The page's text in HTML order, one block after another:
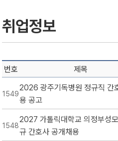
취업정보
번호 제목
1549
2026 광주기독병원 정규직 간
용 공고
1548
2027 가톨릭대학교 의정부성
규 간호사 공개채용